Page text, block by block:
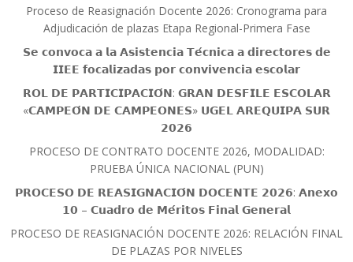
Proceso de Reasignación Docente 2026: Cronograma para
Adjudicación de plazas Etapa Regional-Primera Fase
𝗦𝗲 𝗰𝗼𝗻𝘃𝗼𝗰𝗮 𝗮 𝗹𝗮 𝗔𝘀𝗶𝘀𝘁𝗲𝗻𝗰𝗶𝗮 𝗧𝗲́𝗰𝗻𝗶𝗰𝗮 𝗮 𝗱𝗶𝗿𝗲𝗰𝘁𝗼𝗿𝗲𝘀 𝗱𝗲
𝗜𝗜𝗘𝗘 𝗳𝗼𝗰𝗮𝗹𝗶𝘇𝗮𝗱𝗮𝘀 𝗽𝗼𝗿 𝗰𝗼𝗻𝘃𝗶𝘃𝗲𝗻𝗰𝗶𝗮 𝗲𝘀𝗰𝗼𝗹𝗮𝗿
𝗥𝗢𝗟 𝗗𝗘 𝗣𝗔𝗥𝗧𝗜𝗖𝗜𝗣𝗔𝗖𝗜𝗢́𝗡: 𝗚𝗥𝗔𝗡 𝗗𝗘𝗦𝗙𝗜𝗟𝗘 𝗘𝗦𝗖𝗢𝗟𝗔𝗥
«𝗖𝗔𝗠𝗣𝗘𝗢́𝗡 𝗗𝗘 𝗖𝗔𝗠𝗣𝗘𝗢𝗡𝗘𝗦» 𝗨𝗚𝗘𝗟 𝗔𝗥𝗘𝗤𝗨𝗜𝗣𝗔 𝗦𝗨𝗥
𝟮𝟬𝟮𝟲
PROCESO DE CONTRATO DOCENTE 2026, MODALIDAD:
PRUEBA ÚNICA NACIONAL (PUN)
𝗣𝗥𝗢𝗖𝗘𝗦𝗢 𝗗𝗘 𝗥𝗘𝗔𝗦𝗜𝗚𝗡𝗔𝗖𝗜𝗢́𝗡 𝗗𝗢𝗖𝗘𝗡𝗧𝗘 𝟮𝟬𝟮𝟲: 𝗔𝗻𝗲𝘅𝗼
𝟭𝟬 – 𝗖𝘂𝗮𝗱𝗿𝗼 𝗱𝗲 𝗠𝗲́𝗿𝗶𝘁𝗼𝘀 𝗙𝗶𝗻𝗮𝗹 𝗚𝗲𝗻𝗲𝗿𝗮𝗹
PROCESO DE REASIGNACIÓN DOCENTE 2026: RELACIÓN FINAL
DE PLAZAS POR NIVELES